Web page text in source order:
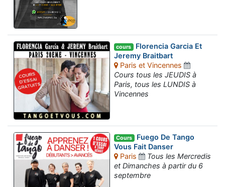
cours Florencia Garcia Et
Jeremy Braitbart
Paris et Vincennes
Cours tous les JEUDIS à
Paris, tous les LUNDIS à
Vincennes
Cours Fuego De Tango
Vous Fait Danser
Paris
Tous les Mercredis
et Dimanches à partir du 6
septembre